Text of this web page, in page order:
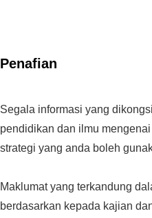
Penafian
Segala informasi yang
pendidikan dan ilmu
strategi yang anda boleh
Maklumat yang terkandung
berdasarkan kepada kajian